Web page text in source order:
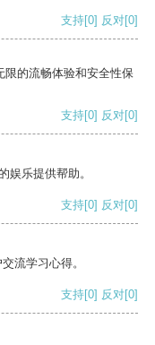
支持[0] 反对[0]
限的流畅体验和安全性保
支持[0] 反对[0]
娱乐提供帮助。
支持[0] 反对[0]
流学习心得。
支持[0] 反对[0]